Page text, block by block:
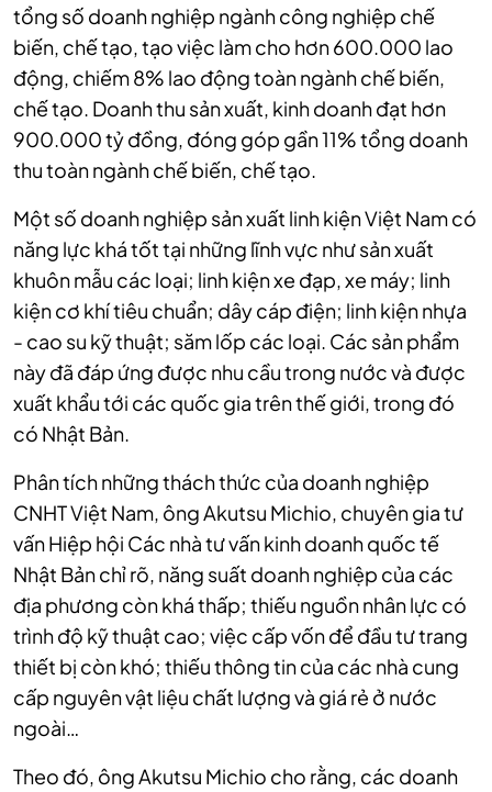
tổng số doanh nghiệp ngành công nghiệp chế
biến, chế tạo, tạo việc làm cho hơn 600.000 lao
động, chiếm 8% lao động toàn ngành chế biến,
chế tạo. Doanh thu sản xuất, kinh doanh đạt hơn
900.000 tỷ đồng, đóng góp gần 11% tổng doanh
thu toàn ngành chế biến, chế tạo.
Một số doanh nghiệp sản xuất linh kiện Việt Nam có
năng lực khá tốt tại những lĩnh vực như sản xuất
khuôn mẫu các loại; linh kiện xe đạp, xe máy; linh
kiện cơ khí tiêu chuẩn; dây cáp điện; linh kiện nhựa
- cao su kỹ thuật; săm lốp các loại. Các sản phẩm
này đã đáp ứng được nhu cầu trong nước và được
xuất khẩu tới các quốc gia trên thế giới, trong đó
có Nhật Bản.
Phân tích những thách thức của doanh nghiệp
CNHT Việt Nam, ông Akutsu Michio, chuyên gia tư
vấn Hiệp hội Các nhà tư vấn kinh doanh quốc tế
Nhật Bản chỉ rõ, năng suất doanh nghiệp của các
địa phương còn khá thấp; thiếu nguồn nhân lực có
trình độ kỹ thuật cao; việc cấp vốn để đầu tư trang
thiết bị còn khó; thiếu thông tin của các nhà cung
cấp nguyên vật liệu chất lượng và giá rẻ ở nước
ngoài…
Theo đó, ông Akutsu Michio cho rằng, các doanh